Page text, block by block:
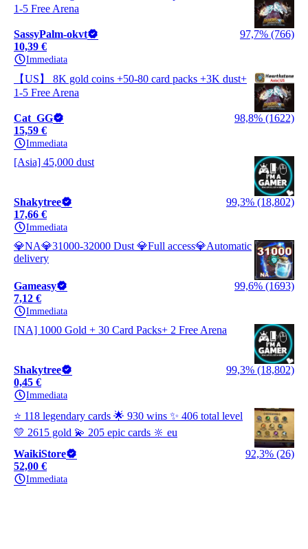
1-5 Free Arena
SassyPalm-okvt
97,7% (766)
10,39 €
Immediata
【US】 8K gold coins +50-80 card packs +3K dust+
1-5 Free Arena
Cat_GG
98,8% (1622)
15,59 €
Immediata
[Asia] 45,000 dust
Shakytree
99,3% (18,802)
17,66 €
Immediata
💎NA💎31000-32000 Dust 💎Full access💎Automatic
delivery
Gameasy
99,6% (1693)
7,12 €
Immediata
[NA] 1000 Gold + 30 Card Packs+ 2 Free Arena
Shakytree
99,3% (18,802)
0,45 €
Immediata
⭐ 118 legendary cards 🌟 930 wins ✨ 406 total level
💛 2615 gold 💫 205 epic cards 🔆 eu
WaikiStore
92,3% (26)
52,00 €
Immediata